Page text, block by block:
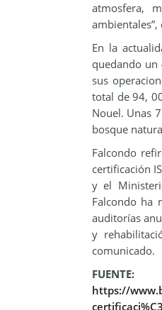
atmosfera,
En la
quedando un
sus
total de 94,
Nouel. Unas
bosque
Falcondo
certificación
y el
Falcondo ha
auditorías
y
comunicado.
FUENTE:
https://